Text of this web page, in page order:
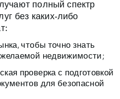
полный спектр
без каких‑либо
чтобы точно знать
недвижимости;
проверка с подготовкой
для безопасной